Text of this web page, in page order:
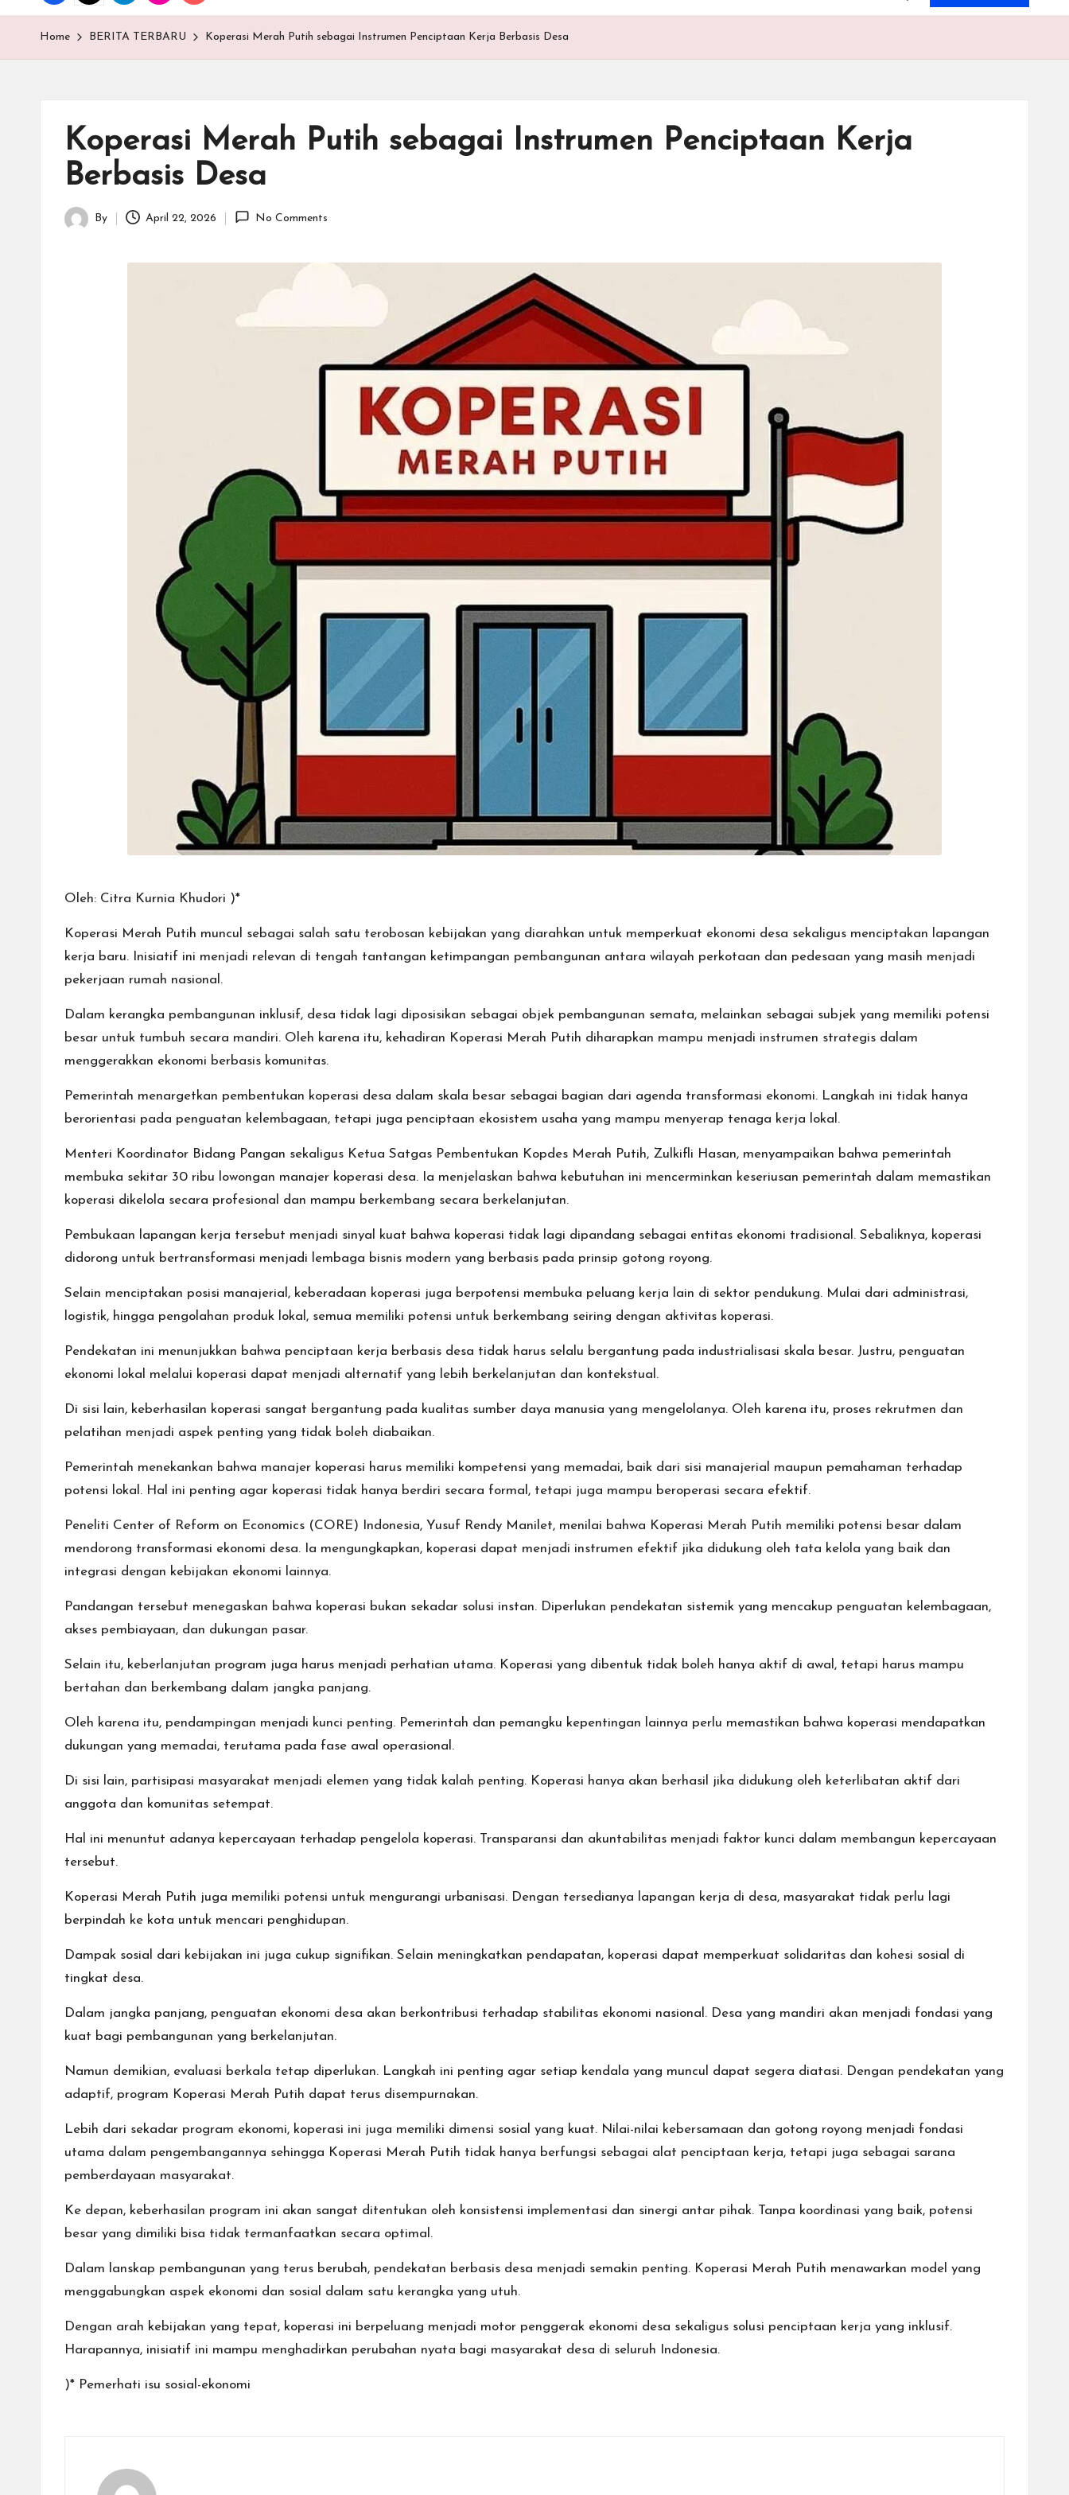
E
M
Home BERITA TERBARU Koperasi Merah Putih sebagai Instrumen Penciptaan Kerja Berbasis Desa
Koperasi Merah Putih sebagai Instrumen Penciptaan Kerja
Berbasis Desa
Posted
By April 22, 2026 No Comments
Oleh: Citra Kurnia Khudori )*
Koperasi Merah Putih muncul sebagai salah satu terobosan kebijakan yang diarahkan untuk memperkuat ekonomi desa sekaligus menciptakan lapangan
kerja baru. Inisiatif ini menjadi relevan di tengah tantangan ketimpangan pembangunan antara wilayah perkotaan dan pedesaan yang masih menjadi
pekerjaan rumah nasional.
Dalam kerangka pembangunan inklusif, desa tidak lagi diposisikan sebagai objek pembangunan semata, melainkan sebagai subjek yang memiliki potensi
besar untuk tumbuh secara mandiri. Oleh karena itu, kehadiran Koperasi Merah Putih diharapkan mampu menjadi instrumen strategis dalam
menggerakkan ekonomi berbasis komunitas.
Pemerintah menargetkan pembentukan koperasi desa dalam skala besar sebagai bagian dari agenda transformasi ekonomi. Langkah ini tidak hanya
berorientasi pada penguatan kelembagaan, tetapi juga penciptaan ekosistem usaha yang mampu menyerap tenaga kerja lokal.
Menteri Koordinator Bidang Pangan sekaligus Ketua Satgas Pembentukan Kopdes Merah Putih, Zulkifli Hasan, menyampaikan bahwa pemerintah
membuka sekitar 30 ribu lowongan manajer koperasi desa. Ia menjelaskan bahwa kebutuhan ini mencerminkan keseriusan pemerintah dalam memastikan
koperasi dikelola secara profesional dan mampu berkembang secara berkelanjutan.
Pembukaan lapangan kerja tersebut menjadi sinyal kuat bahwa koperasi tidak lagi dipandang sebagai entitas ekonomi tradisional. Sebaliknya, koperasi
didorong untuk bertransformasi menjadi lembaga bisnis modern yang berbasis pada prinsip gotong royong.
Selain menciptakan posisi manajerial, keberadaan koperasi juga berpotensi membuka peluang kerja lain di sektor pendukung. Mulai dari administrasi,
logistik, hingga pengolahan produk lokal, semua memiliki potensi untuk berkembang seiring dengan aktivitas koperasi.
Pendekatan ini menunjukkan bahwa penciptaan kerja berbasis desa tidak harus selalu bergantung pada industrialisasi skala besar. Justru, penguatan
ekonomi lokal melalui koperasi dapat menjadi alternatif yang lebih berkelanjutan dan kontekstual.
Di sisi lain, keberhasilan koperasi sangat bergantung pada kualitas sumber daya manusia yang mengelolanya. Oleh karena itu, proses rekrutmen dan
pelatihan menjadi aspek penting yang tidak boleh diabaikan.
Pemerintah menekankan bahwa manajer koperasi harus memiliki kompetensi yang memadai, baik dari sisi manajerial maupun pemahaman terhadap
potensi lokal. Hal ini penting agar koperasi tidak hanya berdiri secara formal, tetapi juga mampu beroperasi secara efektif.
Peneliti Center of Reform on Economics (CORE) Indonesia, Yusuf Rendy Manilet, menilai bahwa Koperasi Merah Putih memiliki potensi besar dalam
mendorong transformasi ekonomi desa. Ia mengungkapkan, koperasi dapat menjadi instrumen efektif jika didukung oleh tata kelola yang baik dan
integrasi dengan kebijakan ekonomi lainnya.
Pandangan tersebut menegaskan bahwa koperasi bukan sekadar solusi instan. Diperlukan pendekatan sistemik yang mencakup penguatan kelembagaan,
akses pembiayaan, dan dukungan pasar.
Selain itu, keberlanjutan program juga harus menjadi perhatian utama. Koperasi yang dibentuk tidak boleh hanya aktif di awal, tetapi harus mampu
bertahan dan berkembang dalam jangka panjang.
Oleh karena itu, pendampingan menjadi kunci penting. Pemerintah dan pemangku kepentingan lainnya perlu memastikan bahwa koperasi mendapatkan
dukungan yang memadai, terutama pada fase awal operasional.
Di sisi lain, partisipasi masyarakat menjadi elemen yang tidak kalah penting. Koperasi hanya akan berhasil jika didukung oleh keterlibatan aktif dari
anggota dan komunitas setempat.
Hal ini menuntut adanya kepercayaan terhadap pengelola koperasi. Transparansi dan akuntabilitas menjadi faktor kunci dalam membangun kepercayaan
tersebut.
Koperasi Merah Putih juga memiliki potensi untuk mengurangi urbanisasi. Dengan tersedianya lapangan kerja di desa, masyarakat tidak perlu lagi
berpindah ke kota untuk mencari penghidupan.
Dampak sosial dari kebijakan ini juga cukup signifikan. Selain meningkatkan pendapatan, koperasi dapat memperkuat solidaritas dan kohesi sosial di
tingkat desa.
Dalam jangka panjang, penguatan ekonomi desa akan berkontribusi terhadap stabilitas ekonomi nasional. Desa yang mandiri akan menjadi fondasi yang
kuat bagi pembangunan yang berkelanjutan.
Namun demikian, evaluasi berkala tetap diperlukan. Langkah ini penting agar setiap kendala yang muncul dapat segera diatasi. Dengan pendekatan yang
adaptif, program Koperasi Merah Putih dapat terus disempurnakan.
Lebih dari sekadar program ekonomi, koperasi ini juga memiliki dimensi sosial yang kuat. Nilai-nilai kebersamaan dan gotong royong menjadi fondasi
utama dalam pengembangannya sehingga Koperasi Merah Putih tidak hanya berfungsi sebagai alat penciptaan kerja, tetapi juga sebagai sarana
pemberdayaan masyarakat.
Ke depan, keberhasilan program ini akan sangat ditentukan oleh konsistensi implementasi dan sinergi antar pihak. Tanpa koordinasi yang baik, potensi
besar yang dimiliki bisa tidak termanfaatkan secara optimal.
Dalam lanskap pembangunan yang terus berubah, pendekatan berbasis desa menjadi semakin penting. Koperasi Merah Putih menawarkan model yang
menggabungkan aspek ekonomi dan sosial dalam satu kerangka yang utuh.
Dengan arah kebijakan yang tepat, koperasi ini berpeluang menjadi motor penggerak ekonomi desa sekaligus solusi penciptaan kerja yang inklusif.
Harapannya, inisiatif ini mampu menghadirkan perubahan nyata bagi masyarakat desa di seluruh Indonesia.
)* Pemerhati isu sosial-ekonomi